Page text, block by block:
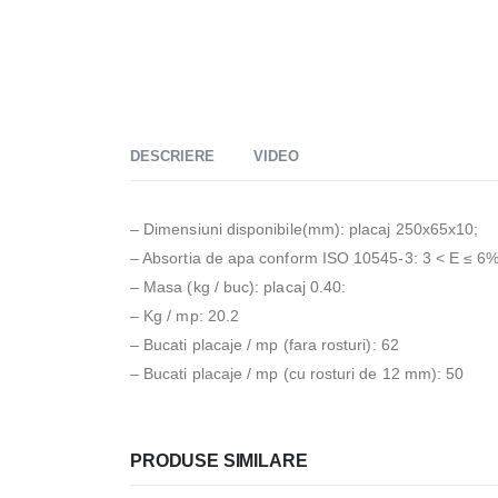
DESCRIERE VIDEO
– Dimensiuni disponibile(mm): placaj 250x65x10;
– Absortia de apa conform ISO 10545-3: 3 < E ≤
– Masa (kg / buc): placaj 0.40:
– Kg / mp: 20.2
– Bucati placaje / mp (fara rosturi): 62
– Bucati placaje / mp (cu rosturi de 12 mm): 50
PRODUSE SIMILARE